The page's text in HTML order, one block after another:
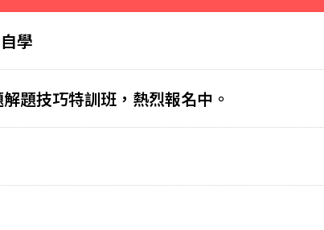
學
題技巧特訓班，熱烈報名中。